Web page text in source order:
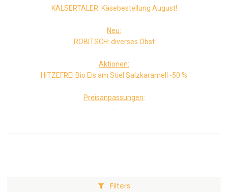
KALSERTALER: Käsebestellung August!
Neu:
ROBITSCH: diverses Obst
Aktionen:
HITZEFREI Bio Eis am Stiel Salzkaramell -50 %
Preisanpassungen:
-
Filters